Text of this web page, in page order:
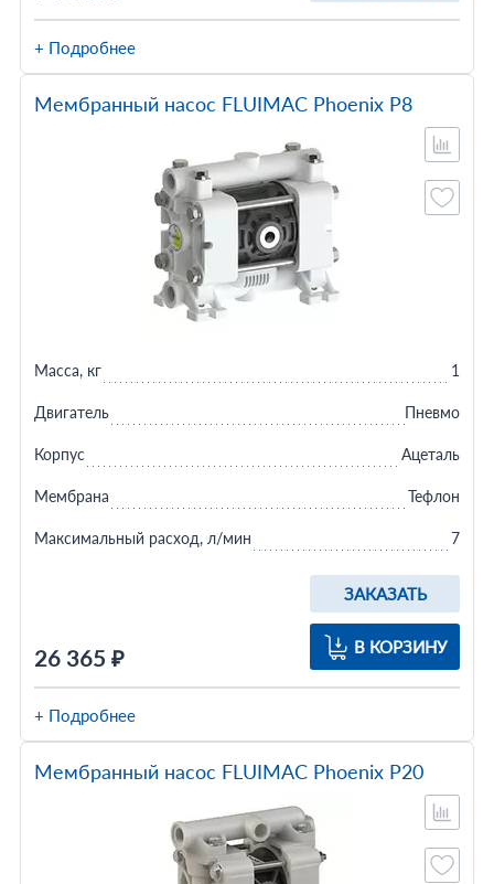
+ Подробнее
Мембранный насос FLUIMAC Phoenix P8
26 365 ₽
ЗАКАЗАТЬ
В КОРЗИНУ
Масса, кг 1
Двигатель Пневмо
Корпус Ацеталь
Мембрана Тефлон
Максимальный расход, л/мин 7
+ Подробнее
Мембранный насос FLUIMAC Phoenix P20